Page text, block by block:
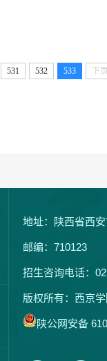
531 532 533 下页
地址：陕西省西
邮编：710123
招生咨询电话：
版权所有：西京学
陕公网安备